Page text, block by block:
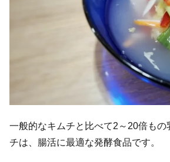
一般的なキムチと比べて2～20倍もの
チは、腸活に最適な発酵食品です。